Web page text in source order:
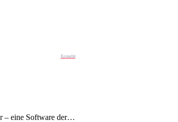
Kronehit
– eine Software der…